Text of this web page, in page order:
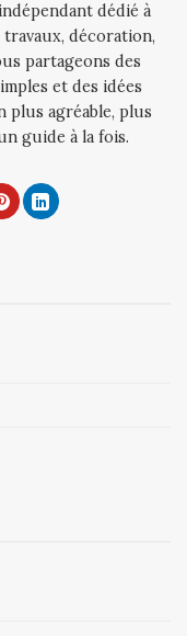
dédié à
travaux, décoration,
partageons des
et des idées
agréable, plus
guide à la fois.